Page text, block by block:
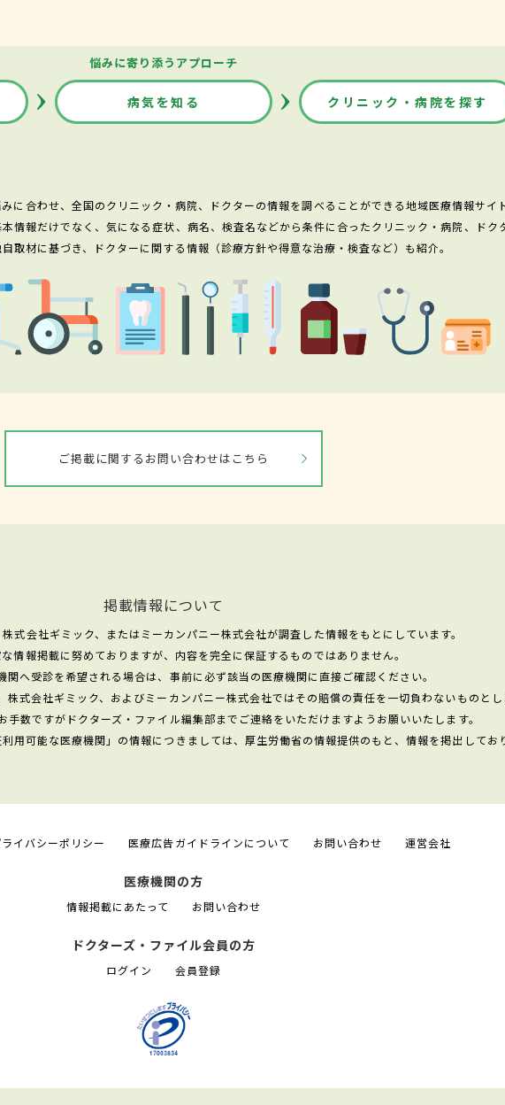
悩みに寄り添うアプローチ
病気を知る クリニック・病院を探す
に合わせ、全国のクリニック・病院、ドクターの情報を調べることができる地域医療情報サイト
情報だけでなく、気になる症状、病名、検査名などから条件に合ったクリニック・病院、ドク
取材に基づき、ドクターに関する情報（診療方針や得意な治療・検査など）も紹介。
ご掲載に関するお問い合わせはこちら
掲載情報について
式会社ギミック、またはミーカンパニー株式会社が調査した情報をもとにしています。
情報掲載に努めておりますが、内容を完全に保証するものではありません。
関へ受診を希望される場合は、事前に必ず該当の医療機関に直接ご確認ください。
式会社ギミック、およびミーカンパニー株式会社ではその賠償の責任を一切負わないものとし
手数ですがドクターズ・ファイル編集部までご連絡をいただけますようお願いいたします。
用可能な医療機関」の情報につきましては、厚生労働省の情報提供のもと、情報を掲出してお
イバシーポリシー 医療広告ガイドラインについて お問い合わせ 運営会社
医療機関の方
情報掲載にあたって お問い合わせ
ドクターズ・ファイル会員の方
ログイン 会員登録